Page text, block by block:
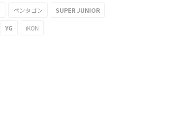
ペンタゴン SUPER JUNIOR
YG iKON